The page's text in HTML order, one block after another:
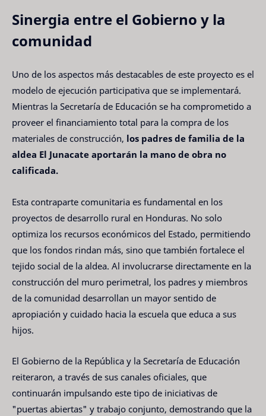
Sinergia entre el Gobierno y la
comunidad
Uno de los aspectos más destacables de este proyecto es el
modelo de ejecución participativa que se implementará.
Mientras la Secretaría de Educación se ha comprometido a
proveer el financiamiento total para la compra de los
materiales de construcción, los padres de familia de la
aldea El Junacate aportarán la mano de obra no
calificada.
Esta contraparte comunitaria es fundamental en los
proyectos de desarrollo rural en Honduras. No solo
optimiza los recursos económicos del Estado, permitiendo
que los fondos rindan más, sino que también fortalece el
tejido social de la aldea. Al involucrarse directamente en la
construcción del muro perimetral, los padres y miembros
de la comunidad desarrollan un mayor sentido de
apropiación y cuidado hacia la escuela que educa a sus
hijos.
El Gobierno de la República y la Secretaría de Educación
reiteraron, a través de sus canales oficiales, que
continuarán impulsando este tipo de iniciativas de
"puertas abiertas" y trabajo conjunto, demostrando que la